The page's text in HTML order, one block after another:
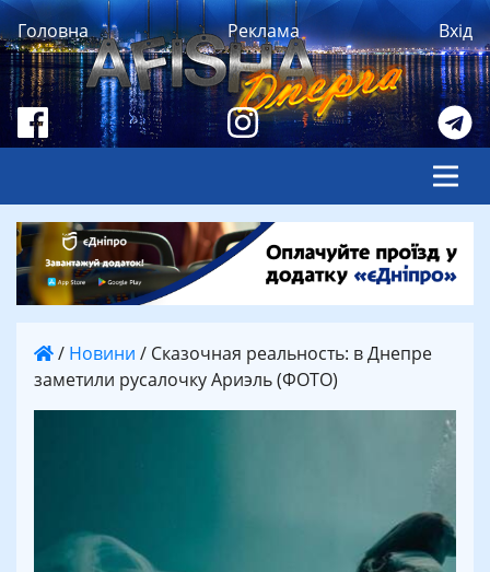
Головна Реклама Вхід
/ Новини / Сказочная реальность: в Днепре
заметили русалочку Ариэль (ФОТО)